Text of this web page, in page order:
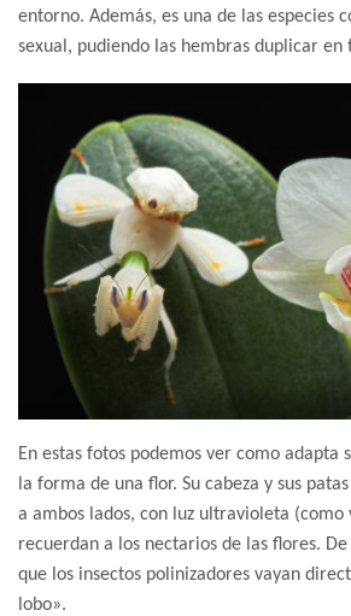
entorno. Además, es una de las especies
sexual, pudiendo las hembras duplicar en
En estas fotos podemos ver como adapta
la forma de una flor. Su cabeza y sus
a ambos lados, con luz ultravioleta (como
recuerdan a los nectarios de las flores.
que los insectos polinizadores vayan
lobo».